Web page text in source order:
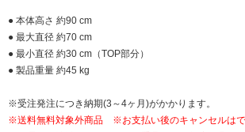
● 本体高さ 約90 cm
● 最大直径 約70 cm
● 最小直径 約30 cm（TOP部分）
● 製品重量 約45 kg
※受注発注につき納期(3～4ヶ月)がかかります。
※送料無料対象外商品 ※お支払い後のキャンセルはで